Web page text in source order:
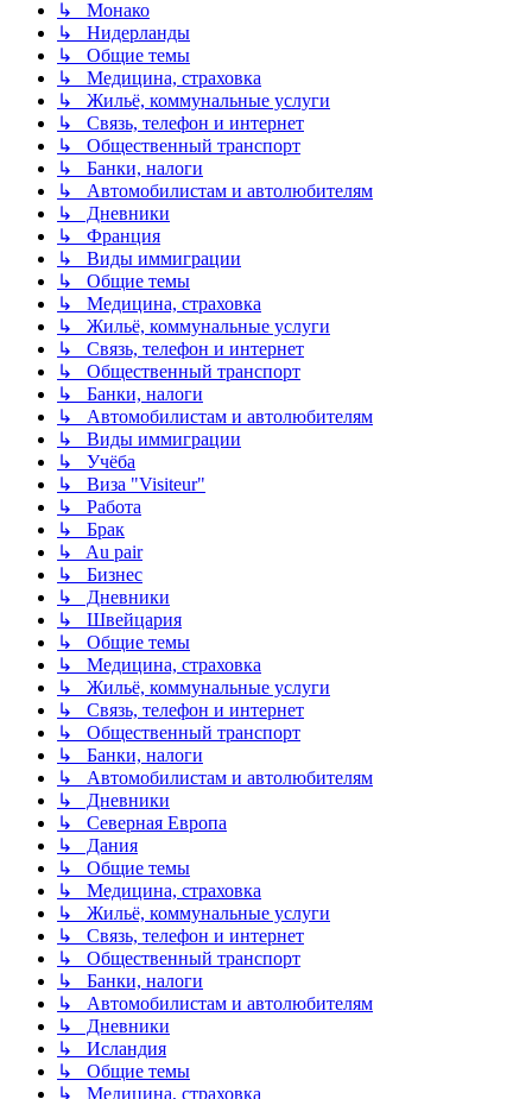
↳ Монако
↳ Нидерланды
↳ Общие темы
↳ Медицина, страховка
↳ Жильё, коммунальные услуги
↳ Связь, телефон и интернет
↳ Общественный транспорт
↳ Банки, налоги
↳ Автомобилистам и автолюбителям
↳ Дневники
↳ Франция
↳ Виды иммиграции
↳ Общие темы
↳ Медицина, страховка
↳ Жильё, коммунальные услуги
↳ Связь, телефон и интернет
↳ Общественный транспорт
↳ Банки, налоги
↳ Автомобилистам и автолюбителям
↳ Виды иммиграции
↳ Учёба
↳ Виза "Visiteur"
↳ Работа
↳ Брак
↳ Au pair
↳ Бизнес
↳ Дневники
↳ Швейцария
↳ Общие темы
↳ Медицина, страховка
↳ Жильё, коммунальные услуги
↳ Связь, телефон и интернет
↳ Общественный транспорт
↳ Банки, налоги
↳ Автомобилистам и автолюбителям
↳ Дневники
↳ Северная Европа
↳ Дания
↳ Общие темы
↳ Медицина, страховка
↳ Жильё, коммунальные услуги
↳ Связь, телефон и интернет
↳ Общественный транспорт
↳ Банки, налоги
↳ Автомобилистам и автолюбителям
↳ Дневники
↳ Исландия
↳ Общие темы
↳ Медицина, страховка